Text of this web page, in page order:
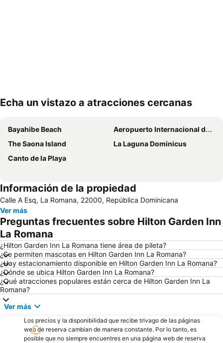
Echa un vistazo a atracciones cercanas
Bayahibe Beach
Aeropuerto Internacional de La Romana
The Saona Island
La Laguna Dominicus
Canto de la Playa
Información de la propiedad
Calle A Esq, La Romana, 22000, República Dominicana
Ver más
Preguntas frecuentes sobre Hilton Garden Inn
La Romana
¿Hilton Garden Inn La Romana tiene área de pileta?
¿Se permiten mascotas en Hilton Garden Inn La Romana?
¿Hay estacionamiento disponible en Hilton Garden Inn La Romana?
¿Dónde se ubica Hilton Garden Inn La Romana?
¿Qué atracciones populares están cerca de Hilton Garden Inn La
Romana?
Ver más
Los precios y la disponibilidad que recibe trivago de las páginas
web de reserva cambian de manera constante. Por lo tanto, es
posible que no siempre encuentres en una página web de reserva